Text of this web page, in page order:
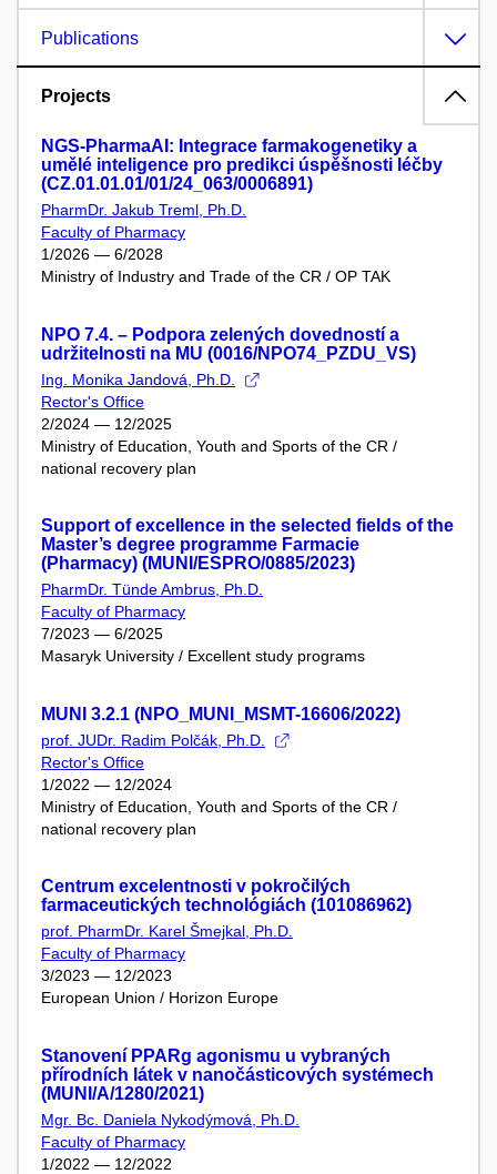
Publications
Projects
NGS-PharmaAI: Integrace farmakogenetiky a
umělé inteligence pro predikci úspěšnosti léčby
(CZ.01.01.01/01/24_063/0006891)
PharmDr. Jakub Treml, Ph.D.
Faculty of Pharmacy
1/2026 — 6/2028
Ministry of Industry and Trade of the CR / OP TAK
NPO 7.4. – Podpora zelených dovedností a
udržitelnosti na MU (0016/NPO74_PZDU_VS)
Ing. Monika Jandová, Ph.D.
Rector's Office
2/2024 — 12/2025
Ministry of Education, Youth and Sports of the CR /
national recovery plan
Support of excellence in the selected fields of the
Master’s degree programme Farmacie
(Pharmacy) (MUNI/ESPRO/0885/2023)
PharmDr. Tünde Ambrus, Ph.D.
Faculty of Pharmacy
7/2023 — 6/2025
Masaryk University / Excellent study programs
MUNI 3.2.1 (NPO_MUNI_MSMT-16606/2022)
prof. JUDr. Radim Polčák, Ph.D.
Rector's Office
1/2022 — 12/2024
Ministry of Education, Youth and Sports of the CR /
national recovery plan
Centrum excelentnosti v pokročilých
farmaceutických technológiách (101086962)
prof. PharmDr. Karel Šmejkal, Ph.D.
Faculty of Pharmacy
3/2023 — 12/2023
European Union / Horizon Europe
Stanovení PPARg agonismu u vybraných
přírodních látek v nanočásticových systémech
(MUNI/A/1280/2021)
Mgr. Bc. Daniela Nykodýmová, Ph.D.
Faculty of Pharmacy
1/2022 — 12/2022